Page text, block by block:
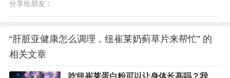
分享给朋友：
“肝脏亚健康怎么调理，纽崔莱奶蓟草片来帮忙” 的
相关文章
吃纽崔莱蛋白粉可以让身体长高吗？我来